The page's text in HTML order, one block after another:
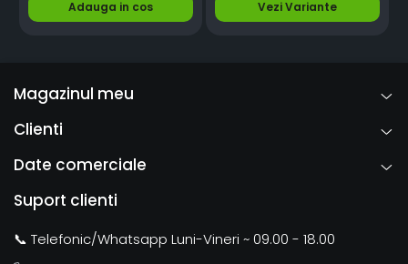
Adauga in cos Vezi Variante
Magazinul meu
Clienti
Date comerciale
Suport clienti
📞 Telefonic/Whatsapp Luni-Vineri ~ 09.00 - 18.00